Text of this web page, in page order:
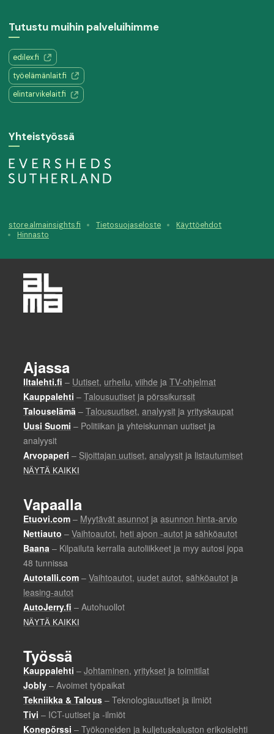
Tutustu muihin palveluihimme
edilex.fi
työelämänlait.fi
elintarvikelait.fi
Yhteistyössä
store.almainsights.fi Tietosuojaseloste
Käyttöehdot
Hinnasto